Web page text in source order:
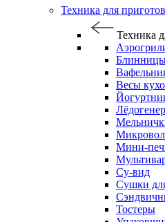
Техника для
Техника
Весы
Мини-
Су-вид
Сушки
Тостеры